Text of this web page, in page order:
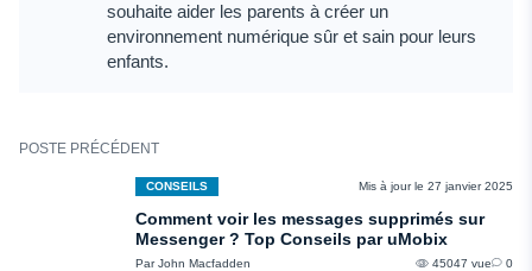
souhaite aider les parents à créer un
environnement numérique sûr et sain pour leurs
enfants.
POSTE PRÉCÉDENT
CONSEILS Mis à jour le 27 janvier 2025
Comment voir les messages supprimés sur
Messenger ? Top Conseils par uMobix
Par John Macfadden 45047 vue 0